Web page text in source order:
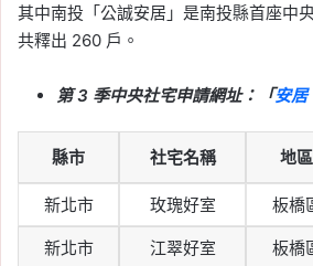
其中南投「公誠安居」是南投縣首座中
共釋出 260 戶。
第 3 季中央社宅申請網址：「安居
縣市 社宅名稱 地區
新北市 玫瑰好室 板橋
新北市 江翠好室 板橋